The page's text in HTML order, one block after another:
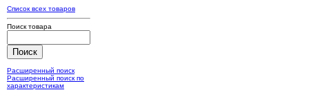
Список всех товаров
Поиск товара
Расширенный поиск
Расширенный поиск по
характеристикам